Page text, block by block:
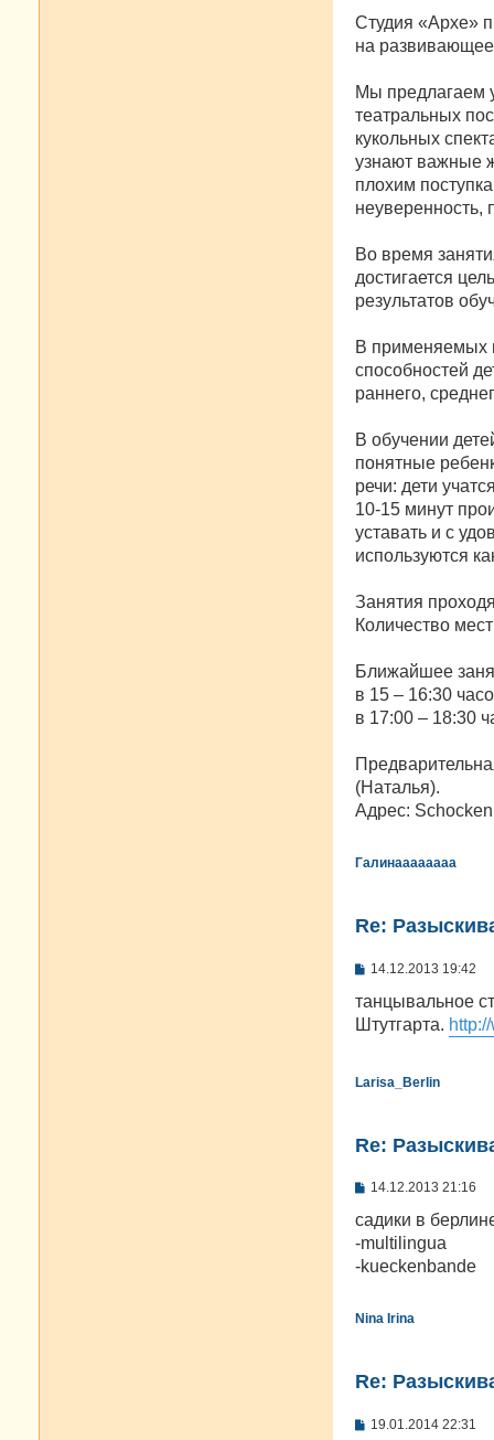
Студия «Архе»
на развивающее
Мы предлагаем
театральных
кукольных
узнают важные
плохим
неуверенность,
Во время
достигается
результатов
В применяемых
способностей
раннего,
В обучении
понятные
речи: дети
10-15 минут
уставать и с
используются
Занятия
Количество
Ближайшее
в 15 – 16:30
в 17:00 – 18:30
(Наталья).
Адрес:
Галинаааааааа
Re:
С
о
щ
е
14.12.2013 19:42
танцывальное
Штутгарта.
Larisa_Berlin
Re:
С
о
щ
е
е
14.12.2013 21:16
садики в
-multilingua
-kueckenbande
Nina Irina
Re:
С19.01.2014 22:31